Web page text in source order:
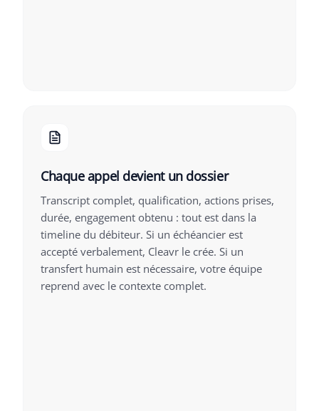
Chaque appel devient un dossier
Transcript complet, qualification, actions prises,
durée, engagement obtenu : tout est dans la
timeline du débiteur. Si un échéancier est
accepté verbalement, Cleavr le crée. Si un
transfert humain est nécessaire, votre équipe
reprend avec le contexte complet.